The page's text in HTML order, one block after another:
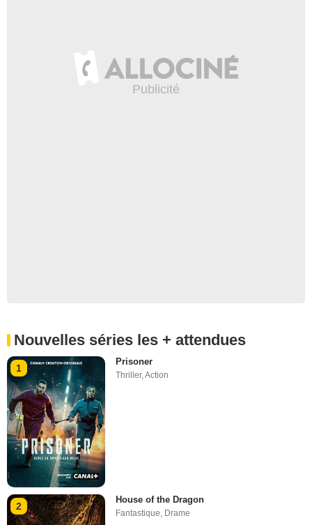
Nouvelles séries les + attendues
1
Prisoner
Thriller,Action
2
House of the Dragon
Fantastique, Drame